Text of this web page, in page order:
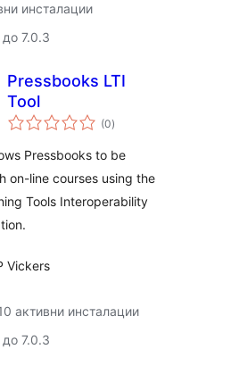
инсталации
7.0.3
Pressbooks LTI
Tool
(0общо
оценки
)
Pressbooks to be
on-line courses using the
Tools Interoperability
Vickers
активни инсталации
7.0.3